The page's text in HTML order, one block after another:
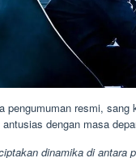
pengumuman resmi, sang
dengan masa
dinamika di antara